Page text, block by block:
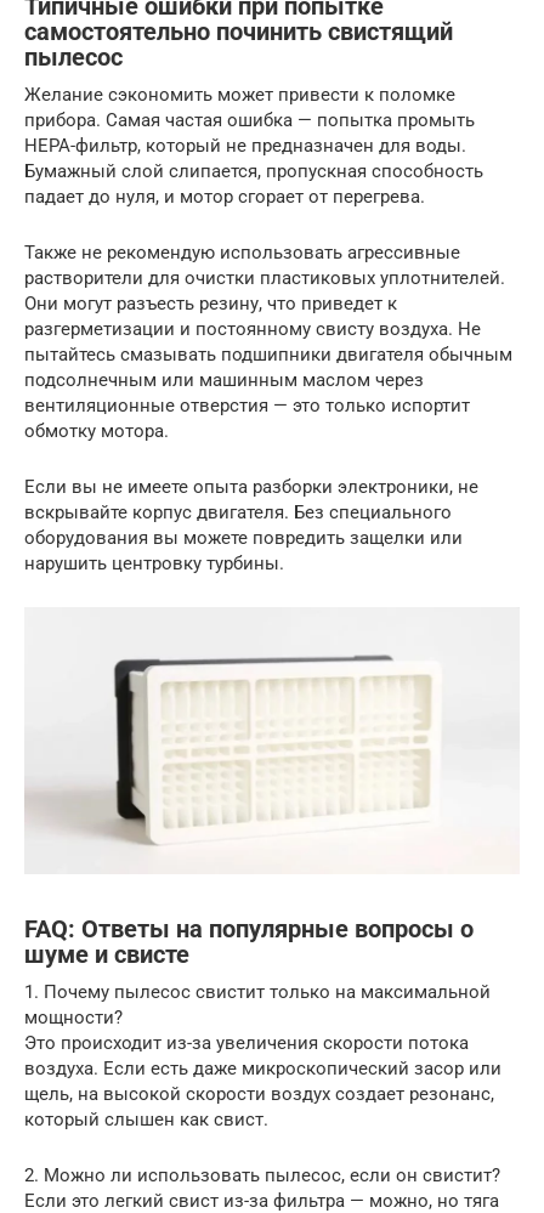
Типичные ошибки при попытке
самостоятельно починить свистящий
пылесос
Желание сэкономить может привести к поломке
прибора. Самая частая ошибка — попытка промыть
HEPA-фильтр, который не предназначен для воды.
Бумажный слой слипается, пропускная способность
падает до нуля, и мотор сгорает от перегрева.
Также не рекомендую использовать агрессивные
растворители для очистки пластиковых уплотнителей.
Они могут разъесть резину, что приведет к
разгерметизации и постоянному свисту воздуха. Не
пытайтесь смазывать подшипники двигателя обычным
подсолнечным или машинным маслом через
вентиляционные отверстия — это только испортит
обмотку мотора.
Если вы не имеете опыта разборки электроники, не
вскрывайте корпус двигателя. Без специального
оборудования вы можете повредить защелки или
нарушить центровку турбины.
FAQ: Ответы на популярные вопросы о
шуме и свисте
1. Почему пылесос свистит только на максимальной
мощности?
Это происходит из-за увеличения скорости потока
воздуха. Если есть даже микроскопический засор или
щель, на высокой скорости воздух создает резонанс,
который слышен как свист.
2. Можно ли использовать пылесос, если он свистит?
Если это легкий свист из-за фильтра — можно, но тяга